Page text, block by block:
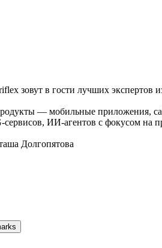
зовут в гости лучших экспертов
— мобильные приложения,
ИИ-агентов с фокусом на
Долгопятова